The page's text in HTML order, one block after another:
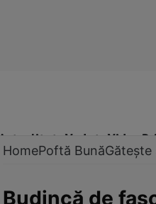
Actualitate Vedete Video
HomePoftă BunăGătește
Budincă de